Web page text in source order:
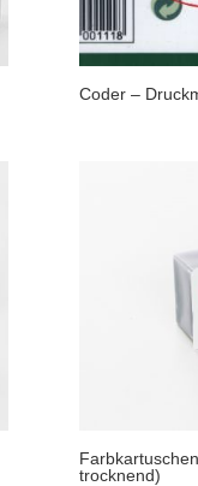
Coder –
trocknend)